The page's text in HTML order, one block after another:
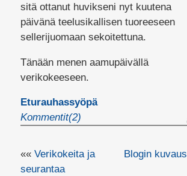
sitä ottanut huvikseni nyt kuutena
päivänä teelusikallisen tuoreeseen
sellerijuomaan sekoitettuna.
Tänään menen aamupäivällä
verikokeeseen.
Eturauhassyöpä
Kommentit(2)
«« Verikokeita ja
seurantaa
Blogin kuvaus